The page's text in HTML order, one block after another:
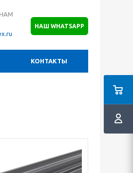
НАШ WHATSAPP
КОНТАКТЫ